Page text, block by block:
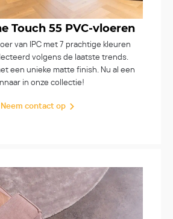
Touch 55 PVC-vloeren
van IPC met 7 prachtige kleuren
volgens de laatste trends.
een unieke matte finish. Nu al een
in onze collectie!
Neem contact op